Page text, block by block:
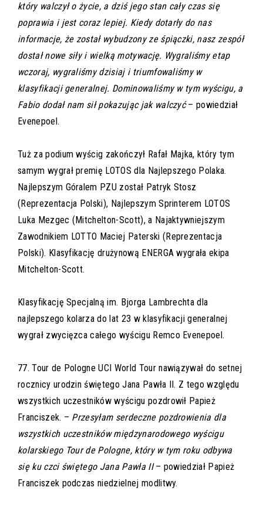
który walczył o życie, a dziś jego stan cały czas się
poprawia i jest coraz lepiej. Kiedy dotarły do nas
informacje, że został wybudzony ze śpiączki, nasz zespół
dostał nowe siły i wielką motywację. Wygraliśmy etap
wczoraj, wygraliśmy dzisiaj i triumfowaliśmy w
klasyfikacji generalnej. Dominowaliśmy w tym wyścigu, a
Fabio dodał nam sił pokazując jak walczyć– powiedział
Evenepoel.
Tuż za podium wyścig zakończył Rafał Majka, który tym
samym wygrał premię LOTOS dla Najlepszego Polaka.
Najlepszym Góralem PZU został Patryk Stosz
(Reprezentacja Polski), Najlepszym Sprinterem LOTOS
Luka Mezgec (Mitchelton-Scott), a Najaktywniejszym
Zawodnikiem LOTTO Maciej Paterski (Reprezentacja
Polski). Klasyfikację drużynową ENERGA wygrała ekipa
Mitchelton-Scott.
Klasyfikację Specjalną im. Bjorga Lambrechta dla
najlepszego kolarza do lat 23 w klasyfikacji generalnej
wygrał zwycięzca całego wyścigu Remco Evenepoel.
77. Tour de Pologne UCI World Tour nawiązywał do setnej
rocznicy urodzin świętego Jana Pawła II. Z tego względu
wszystkich uczestników wyścigu pozdrowił Papież
Franciszek. – Przesyłam serdeczne pozdrowienia dla
wszystkich uczestników międzynarodowego wyścigu
kolarskiego Tour de Pologne, który w tym roku odbywa
się ku czci świętego Jana Pawła II– powiedział Papież
Franciszek podczas niedzielnej modlitwy.